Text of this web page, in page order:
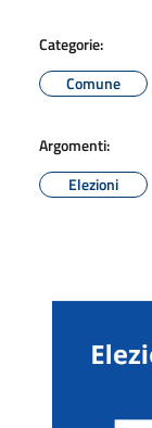
Categorie:
Comune
Argomenti:
Elezioni